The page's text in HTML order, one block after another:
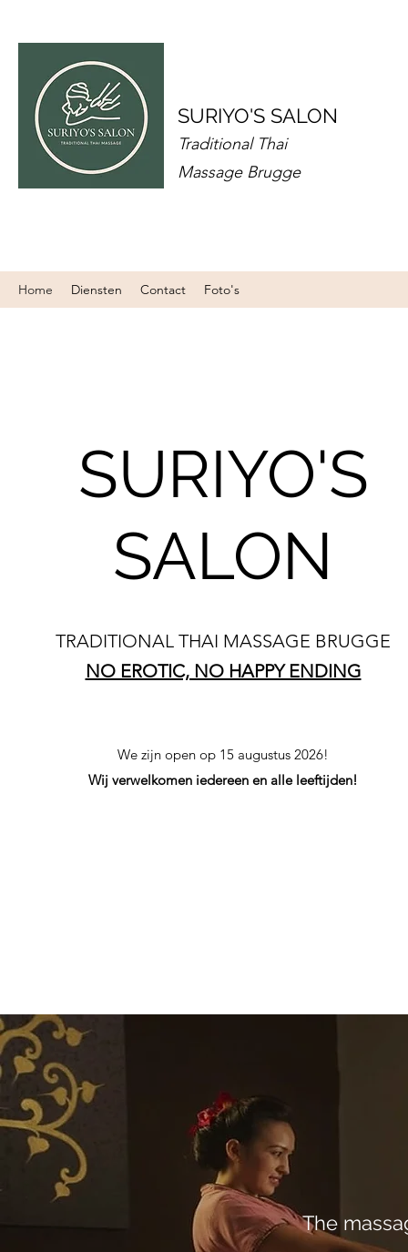
SURIYO'S SALON
Traditional Thai
Massage Brugge
Home Diensten Contact Foto's
SURIYO'S
SALON
TRADITIONAL THAI MASSAGE BRUGGE
NO EROTIC, NO HAPPY ENDING
We zijn open op 15 augustus 2026!
Wij verwelkomen iedereen en alle leeftijden!
The